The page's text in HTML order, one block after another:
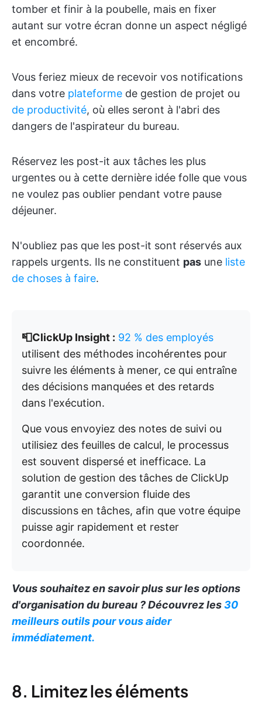
tomber et finir à la poubelle, mais en fixer
autant sur votre écran donne un aspect négligé
et encombré.
Vous feriez mieux de recevoir vos notifications
dans votre plateforme de gestion de projet ou
de productivité, où elles seront à l'abri des
dangers de l'aspirateur du bureau.
Réservez les post-it aux tâches les plus
urgentes ou à cette dernière idée folle que vous
ne voulez pas oublier pendant votre pause
déjeuner.
N'oubliez pas que les post-it sont réservés aux
rappels urgents. Ils ne constituent pas une liste
de choses à faire.
📮ClickUp Insight : 92 % des employés
utilisent des méthodes incohérentes pour
suivre les éléments à mener, ce qui entraîne
des décisions manquées et des retards
dans l'exécution.
Que vous envoyiez des notes de suivi ou
utilisiez des feuilles de calcul, le processus
est souvent dispersé et inefficace. La
solution de gestion des tâches de ClickUp
garantit une conversion fluide des
discussions en tâches, afin que votre équipe
puisse agir rapidement et rester
coordonnée.
Vous souhaitez en savoir plus sur les options
d'organisation du bureau ? Découvrez les30
meilleurs outils pour vous aider
immédiatement.
8. Limitez les éléments